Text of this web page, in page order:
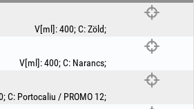
olvassa el a csomagoláson található
V[ml]:400;C:Zöld;
V[ml]:400;C: Narancs;
;C: Portocaliu / PROMO 12;